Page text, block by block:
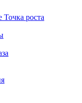
роста